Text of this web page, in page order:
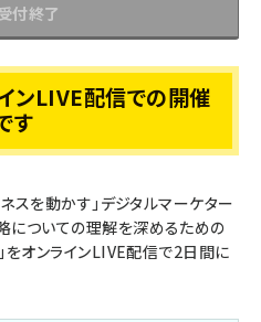
付終了
ンLIVE配信での開催
す
スを動かす」デジタルマーケター
についての理解を深めるための
をオンラインLIVE配信で2日間に